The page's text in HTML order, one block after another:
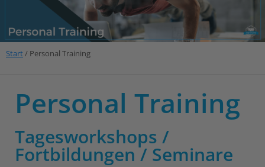
Start / Personal Training
Personal Training
Tagesworkshops /
Fortbildungen / Seminare